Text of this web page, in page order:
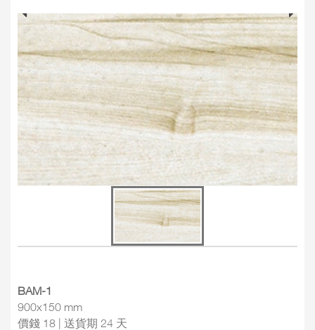
BAM-1
900x150 mm
價錢 18 | 送貨期 24 天